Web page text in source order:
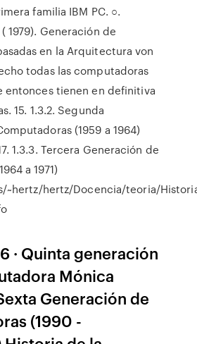
familia IBM PC. ○.
1979). Generación de
en la Arquitectura von
todas las computadoras
entonces tienen en definitiva
15. 1.3.2. Segunda
(1959 a 1964)
1.3.3. Tercera Generación de
a 1971)
~hertz/hertz/Docencia/teoria/
· Quinta generación
Mónica
Generación de
(1990 -